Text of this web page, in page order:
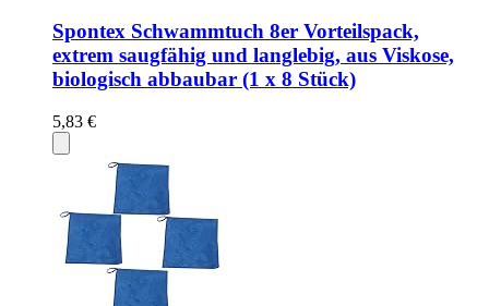
Spontex Schwammtuch 8er Vorteilspack,
extrem saugfähig und langlebig, aus Viskose,
biologisch abbaubar (1 x 8 Stück)
5,83 €